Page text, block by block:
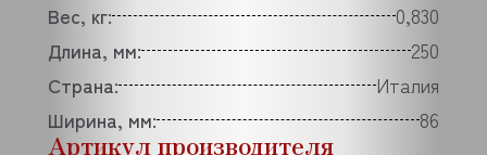
Вес, кг:
0,830
Длина, мм:
250
Страна:
Италия
Ширина, мм:
86
Артикул производителя